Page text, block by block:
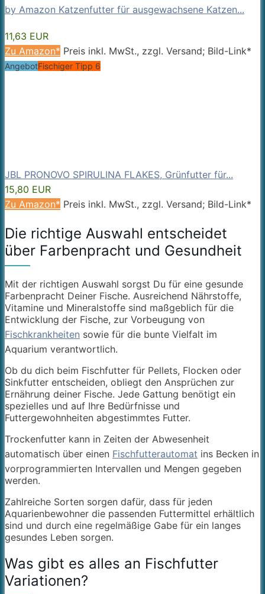
by Amazon Katzenfutter für ausgewachsene Katzen...
11,63 EUR
Zu Amazon* Preis inkl. MwSt., zzgl. Versand; Bild-Link*
AngebotFischiger Tipp 6
JBL PRONOVO SPIRULINA FLAKES, Grünfutter für...
15,80 EUR
Zu Amazon* Preis inkl. MwSt., zzgl. Versand; Bild-Link*
Die richtige Auswahl entscheidet
über Farbenpracht und Gesundheit
Mit der richtigen Auswahl sorgst Du für eine gesunde
Farbenpracht Deiner Fische. Ausreichend Nährstoffe,
Vitamine und Mineralstoffe sind maßgeblich für die
Entwicklung der Fische, zur Vorbeugung von
Fischkrankheiten sowie für die bunte Vielfalt im
Aquarium verantwortlich.
Ob du dich beim Fischfutter für Pellets, Flocken oder
Sinkfutter entscheiden, obliegt den Ansprüchen zur
Ernährung deiner Fische. Jede Gattung benötigt ein
spezielles und auf Ihre Bedürfnisse und
Futtergewohnheiten abgestimmtes Futter.
Trockenfutter kann in Zeiten der Abwesenheit
automatisch über einen Fischfutterautomat ins Becken in
vorprogrammierten Intervallen und Mengen gegeben
werden.
Zahlreiche Sorten sorgen dafür, dass für jeden
Aquarienbewohner die passenden Futtermittel erhältlich
sind und durch eine regelmäßige Gabe für ein langes
gesundes Leben sorgen.
Was gibt es alles an Fischfutter
Variationen?